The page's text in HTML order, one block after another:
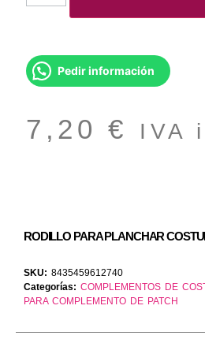
Pedir información
7,20€ IVA
RODILLO PARA PLANCHAR
SKU: 8435459612740
Categorías: COMPLEMENTOS DE
PARA COMPLEMENTO DE PATCH